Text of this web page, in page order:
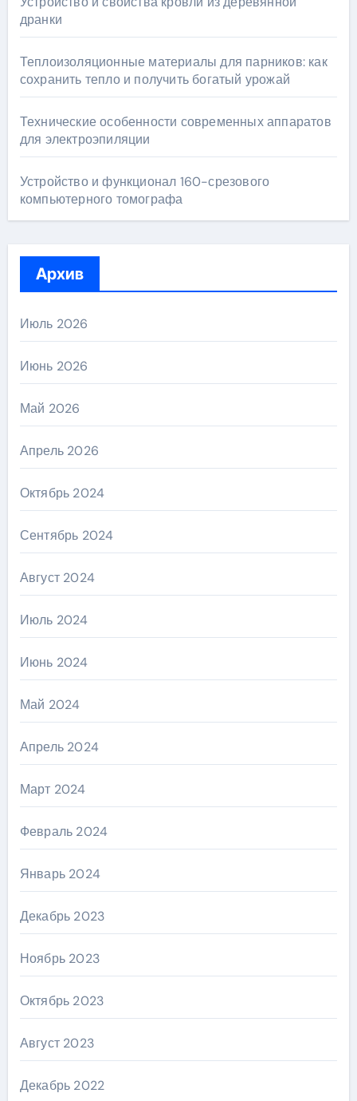
дранки
Теплоизоляционные материалы для парников: как
сохранить тепло и получить богатый урожай
Технические особенности современных аппаратов
для электроэпиляции
Устройство и функционал 160-срезового
компьютерного томографа
Архив
Июль 2026
Июнь 2026
Май 2026
Апрель 2026
Октябрь 2024
Сентябрь 2024
Август 2024
Июль 2024
Июнь 2024
Май 2024
Апрель 2024
Март 2024
Февраль 2024
Январь 2024
Декабрь 2023
Ноябрь 2023
Октябрь 2023
Август 2023
Декабрь 2022